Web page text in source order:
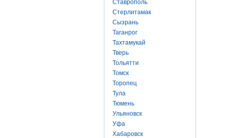
Ставрополь
Стерлитамак
Сызрань
Таганрог
Тахтамукай
Тверь
Тольятти
Томск
Торопец
Тула
Тюмень
Ульяновск
Уфа
Хабаровск